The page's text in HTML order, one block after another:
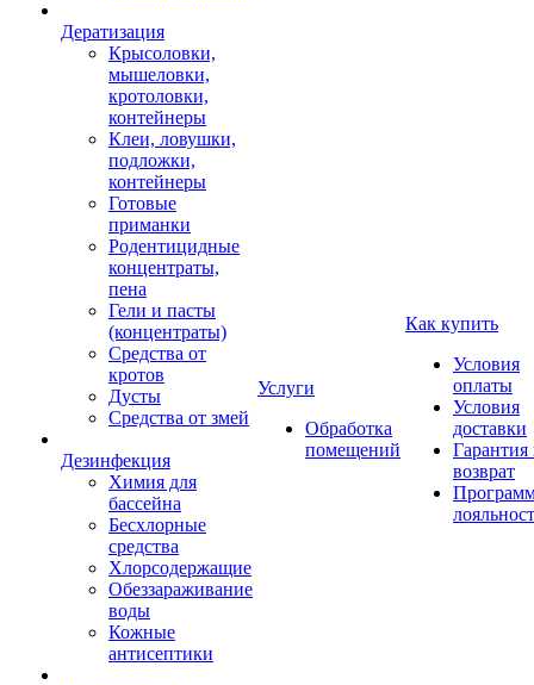
Дератизация
Крысоловки,
мышеловки,
кротоловки,
контейнеры
Клеи, ловушки,
подложки,
контейнеры
Готовые
приманки
Родентицидные
концентраты,
пена
Гели и пасты
(концентраты)
Средства от
кротов
Дусты
Средства от змей
Дезинфекция
Химия для
бассейна
Бесхлорные
средства
Хлорсодержащие
Обеззараживание
воды
Кожные
антисептики
Услуги
Обработка
помещений
Как купить
Условия
оплаты
Условия
доставки
Гарантия
возврат